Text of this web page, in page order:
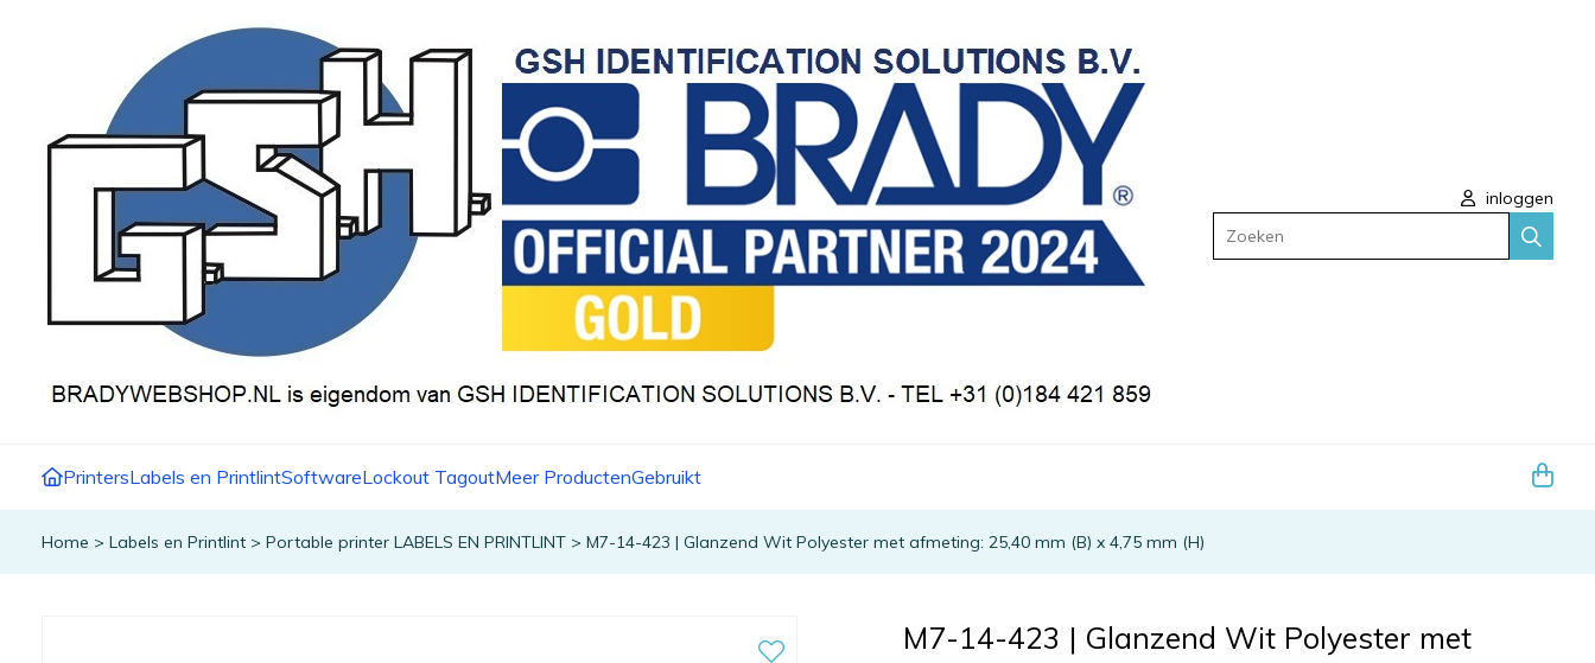
inloggen
Zoeken
PrintersLabels en PrintlintSoftwareLockout TagoutMeer ProductenGebruikt
Home > Labels en Printlint > Portable printer LABELS EN PRINTLINT > M7-14-423 | Glanzend Wit Polyester met afmeting: 25,40 mm (B) x 4,75 mm (H)
M7-14-423 | Glanzend Wit Polyester met